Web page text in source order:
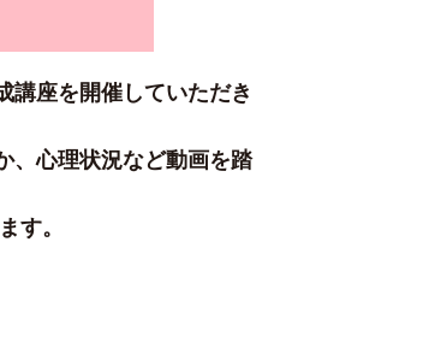
講座を開催していただき
、心理状況など動画を踏
す。